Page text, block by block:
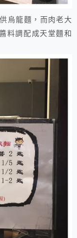
烏龍麵，而肉老大
料調配成天堂麵和